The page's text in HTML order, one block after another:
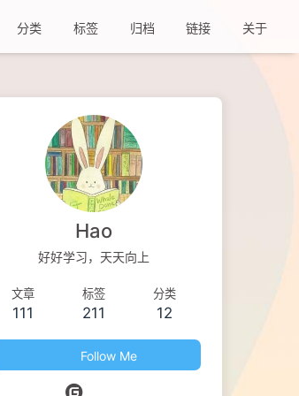
分类 标签 归档 链接 关于
Hao
好好学习，天天向上
文章
111
标签
211
分类
12
Follow Me